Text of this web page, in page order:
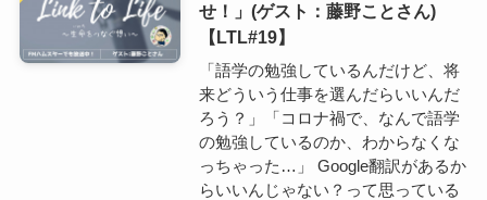
せ！」(ゲスト：藤野ことさん)
【LTL#19】
「語学の勉強しているんだけど、将
来どういう仕事を選んだらいいんだ
ろう？」「コロナ禍で、なんで語学
の勉強しているのか、わからなくな
っちゃった…」 Google翻訳があるか
らいいんじゃない？って思っている